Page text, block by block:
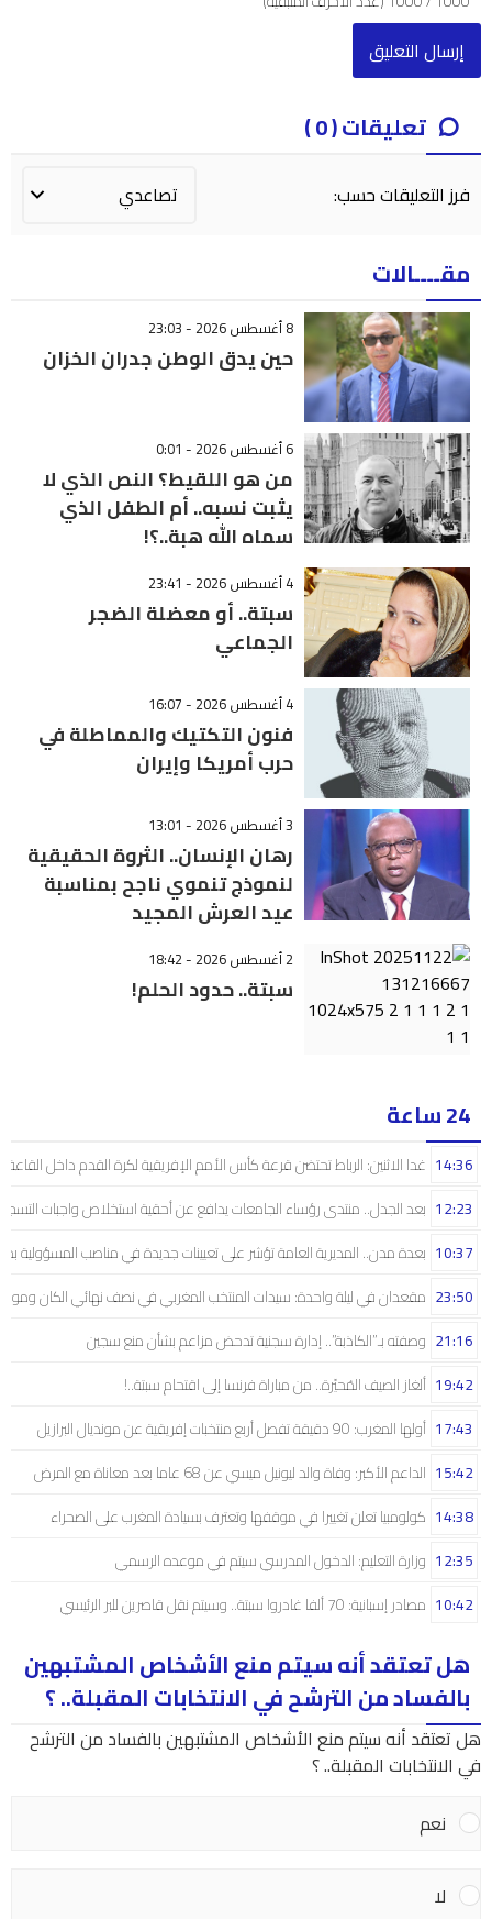
تعليقات ( 0 )
فرز التعليقات حسب:
مقــــالات
8 أغسطس 2026 - 23:03
حين يدق الوطن جدران الخزان
6 أغسطس 2026 - 0:01
من هو اللقيط؟ النص الذي لا
يثبت نسبه.. أم الطفل الذي
سماه الله هبة..؟!
4 أغسطس 2026 - 23:41
سبتة.. أو معضلة الضجر
الجماعي
4 أغسطس 2026 - 16:07
فنون التكتيك والمماطلة في
حرب أمريكا وإيران
3 أغسطس 2026 - 13:01
رهان الإنسان.. الثروة الحقيقية
لنموذج تنموي ناجح بمناسبة
عيد العرش المجيد
2 أغسطس 2026 - 18:42
سبتة.. حدود الحلم!
24 ساعة
غدا الاثنين: الرباط تحتضن قرعة كأس الأمم الإفريقية لكرة القدم داخل القاعة 14:36
بعد الجدل.. منتدى رؤساء الجامعات يدافع عن أحقية استخلاص واجبات التسجيل 12:23
بعدة مدن.. المديرية العامة تؤشر على تعيينات جديدة في مناصب المسؤولية 10:37
مقعدان في ليلة واحدة: سيدات المنتخب المغربي في نصف نهائي الكان 23:50
وصفته بـ”الكاذبة”.. إدارة سجنية تدحض مزاعم بشأن منع سجين 21:16
ألغاز الصيف المُحيّرة.. من مباراة فرنسا إلى اقتحام سبتة..! 19:42
أولها المغرب: 90 دقيقة تفصل أربع منتخبات إفريقية عن مونديال البرازيل 17:43
الداعم الأكبر: وفاة والد ليونيل ميسي عن 68 عاما بعد معاناة مع المرض 15:42
كولومبيا تعلن تغييرا في موقفها وتعترف بسيادة المغرب على الصحراء 14:38
وزارة التعليم: الدخول المدرسي سیتم في موعده الرسمي 12:35
مصادر إسبانية: 70 ألفا غادروا سبتة.. وسيتم نقل قاصرين للبر الرئيسي 10:42
هل تعتقد أنه سيتم منع الأشخاص المشتبهين
بالفساد من الترشح في الانتخابات المقبلة.. ؟
هل تعتقد أنه سيتم منع الأشخاص المشتبهين بالفساد من الترشح
في الانتخابات المقبلة.. ؟
نعم
لا